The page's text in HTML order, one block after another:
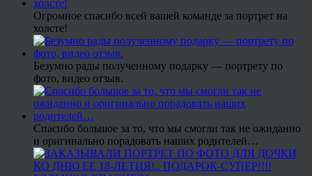
Огромное спасибо всей вашей команде за портрет на
холсте!
Безумно рады полученному подарку — портрету по
фото, видео отзыв.
Спасибо большое за то, что мы смогли так не ожиданно
и оригинально порадовать наших родителей…